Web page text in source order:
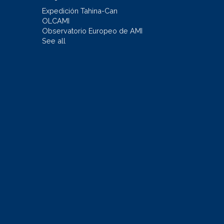
Expedición Tahina-Can
OLCAMI
Observatorio Europeo de AMI
See all